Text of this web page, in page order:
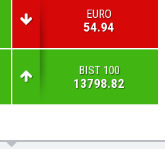
EURO
54.94
BIST 100
13798.82